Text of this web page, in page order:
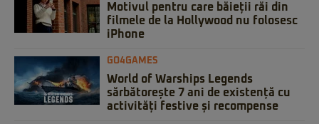
Motivul pentru care băieții răi din
filmele de la Hollywood nu folosesc
iPhone
GO4GAMES
World of Warships Legends
sărbătorește 7 ani de existență cu
activități festive și recompense